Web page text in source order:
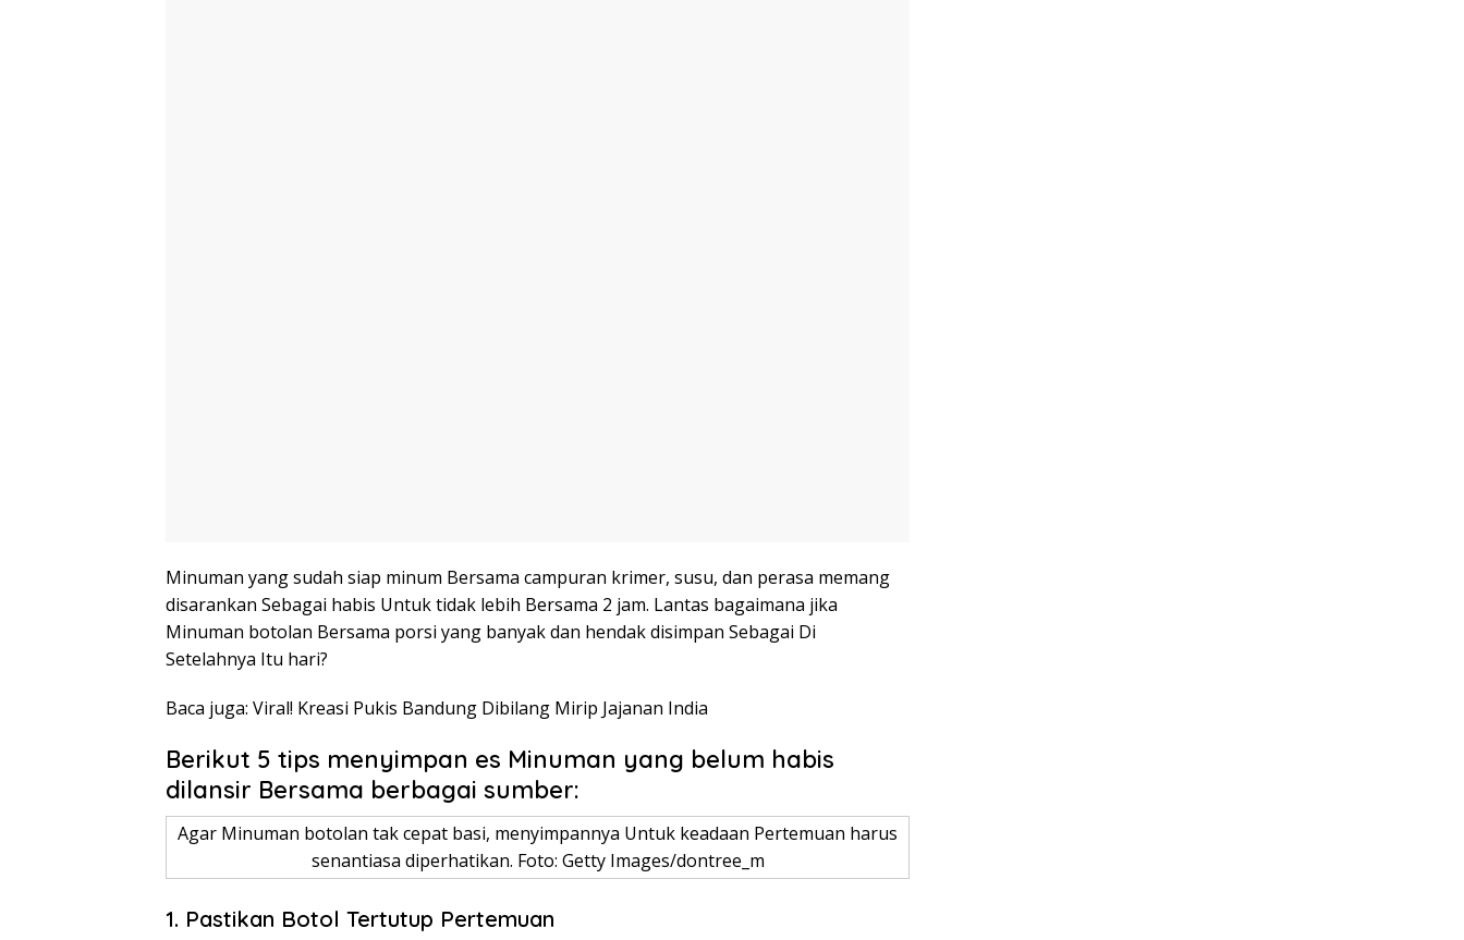
Minuman yang sudah siap minum Bersama campuran krimer, susu, dan perasa memang
disarankan Sebagai habis Untuk tidak lebih Bersama 2 jam. Lantas bagaimana jika
Minuman botolan Bersama porsi yang banyak dan hendak disimpan Sebagai Di
Setelahnya Itu hari?
Baca juga: Viral! Kreasi Pukis Bandung Dibilang Mirip Jajanan India
Berikut 5 tips menyimpan es Minuman yang belum habis
dilansir Bersama berbagai sumber:
Agar Minuman botolan tak cepat basi, menyimpannya Untuk keadaan Pertemuan harus
senantiasa diperhatikan. Foto: Getty Images/dontree_m
1. Pastikan Botol Tertutup Pertemuan